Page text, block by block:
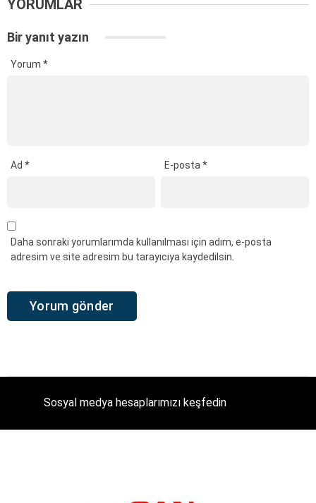
YORUMLAR
Bir yanıt yazın
Yorum *
Ad * E-posta*
Daha sonraki yorumlarımda kullanılması için adım, e-posta
adresim ve site adresim bu tarayıcıya kaydedilsin.
Sosyal medya hesaplarımızı keşfedin